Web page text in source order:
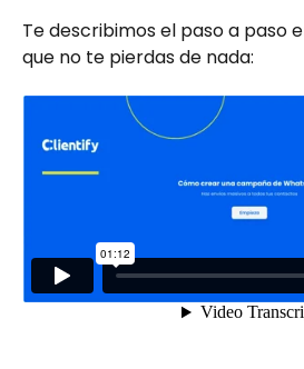
Te describimos el paso a paso
que no te pierdas de nada: